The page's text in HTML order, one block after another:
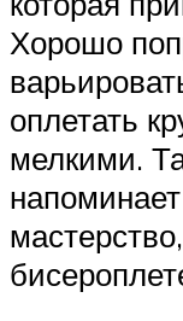
Хорошо
оплетать
мелкими.